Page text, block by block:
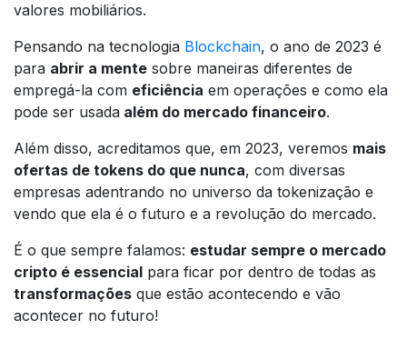
valores mobiliários.
Pensando na tecnologia Blockchain, o ano de 2023 é
para abrir a mente sobre maneiras diferentes de
empregá-la com eficiência em operações e como ela
pode ser usada além do mercado financeiro.
Além disso, acreditamos que, em 2023, veremos mais
ofertas de tokens do que nunca, com diversas
empresas adentrando no universo da tokenização e
vendo que ela é o futuro e a revolução do mercado.
É o que sempre falamos: estudar sempre o mercado
cripto é essencial para ficar por dentro de todas as
transformações que estão acontecendo e vão
acontecer no futuro!